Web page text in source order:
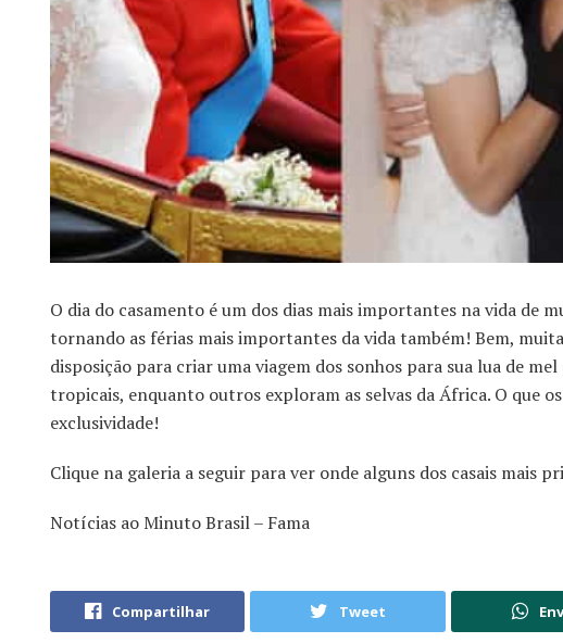
O dia do casamento é um dos dias mais importantes na vida de
tornando as férias mais importantes da vida também! Bem,
disposição para criar uma viagem dos sonhos para sua lua de
tropicais, enquanto outros exploram as selvas da África. O que
exclusividade!
Clique na galeria a seguir para ver onde alguns dos casais mais
Notícias ao Minuto Brasil – Fama
Compartilhar Tweet